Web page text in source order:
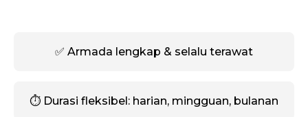
✅ Armada lengkap & selalu terawat
⏱️ Durasi fleksibel: harian, mingguan, bulanan